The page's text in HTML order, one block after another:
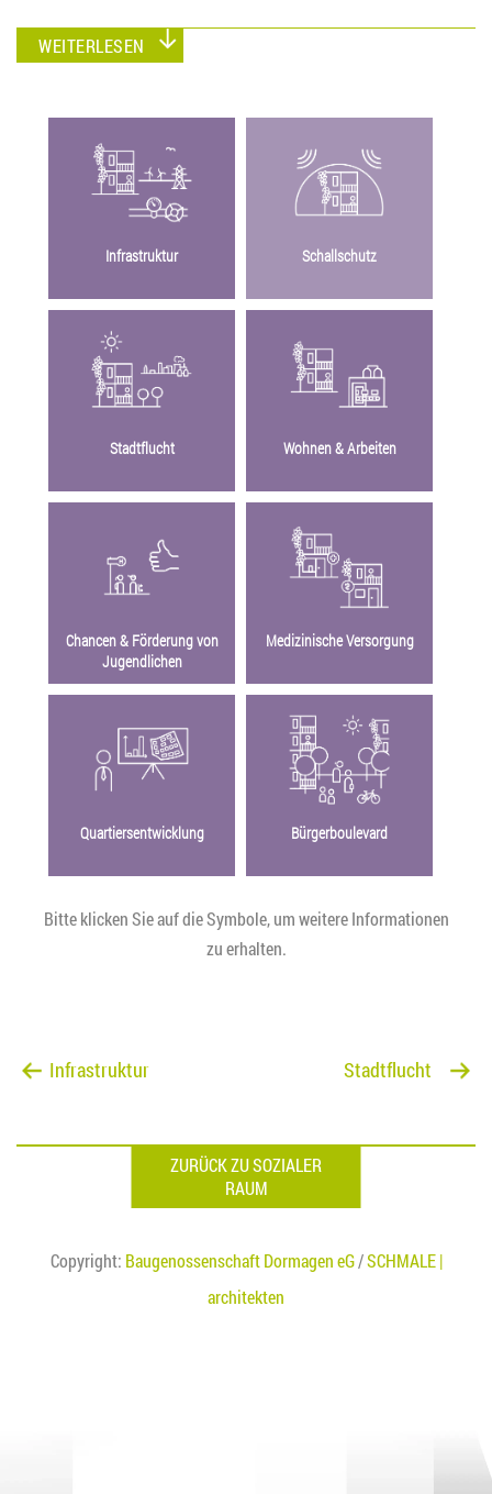
WEITERLESEN
Infrastruktur Schallschutz
Stadtflucht Wohnen & Arbeiten
Chancen & Förderung von
Jugendlichen
Medizinische Versorgung
Quartiersentwicklung Bürgerboulevard
Bitte klicken Sie auf die Symbole, um weitere Informationen
zu erhalten.
Infrastruktur
ZURÜCK ZU SOZIALER
RAUM
Stadtflucht
Copyright: Baugenossenschaft Dormagen eG/SCHMALE |
architekten